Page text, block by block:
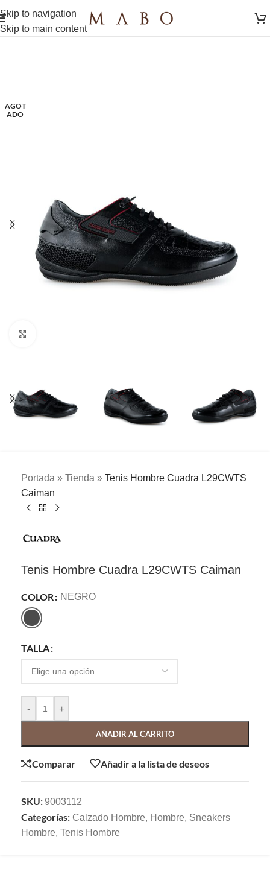
Skip to navigation
Skip to main content
AGOT
ADO
Portada » Tienda » Tenis Hombre Cuadra L29CWTS
Caiman
Tenis Hombre Cuadra L29CWTS Caiman
COLOR NEGRO
TALLA
- +
AÑADIR AL CARRITO
Comparar Añadir a la lista de deseos
SKU:9003112
Categorías: Calzado Hombre, Hombre, Sneakers
Hombre, Tenis Hombre